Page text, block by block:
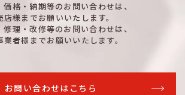
格・納期等のお問い合わせは、
店様までお願いいたします。
理・改修等のお問い合わせは、
業者様までお願いいたします。
お問い合わせはこちら